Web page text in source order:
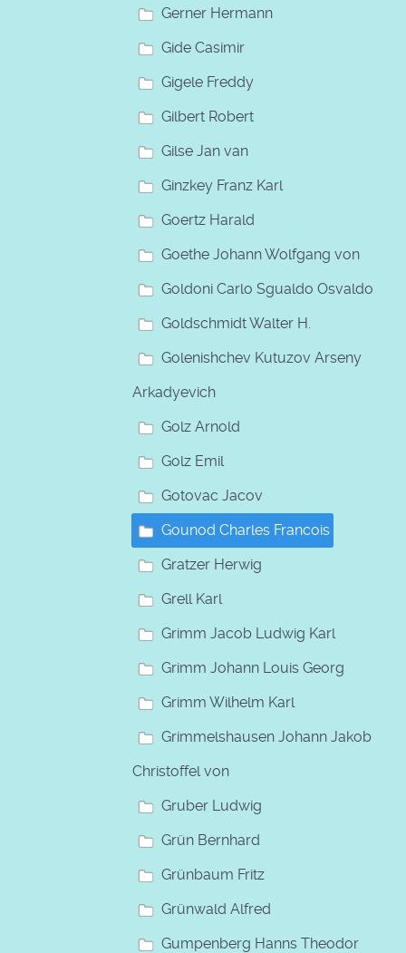
Gerner Hermann
Gide Casimir
Gigele Freddy
Gilbert Robert
Gilse Jan van
Ginzkey Franz Karl
Goertz Harald
Goethe Johann Wolfgang von
Goldoni Carlo Sgualdo Osvaldo
Goldschmidt Walter H.
Golenishchev Kutuzov Arseny
Arkadyevich
Golz Arnold
Golz Emil
Gotovac Jacov
Gounod Charles Francois
Gratzer Herwig
Grell Karl
Grimm Jacob Ludwig Karl
Grimm Johann Louis Georg
Grimm Wilhelm Karl
Grimmelshausen Johann Jakob
Christoffel von
Gruber Ludwig
Grün Bernhard
Grünbaum Fritz
Grünwald Alfred
Gumpenberg Hanns Theodor